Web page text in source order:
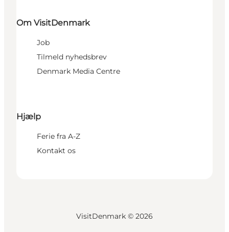
Om VisitDenmark
Job
Tilmeld nyhedsbrev
Denmark Media Centre
Hjælp
Ferie fra A-Z
Kontakt os
VisitDenmark © 2026